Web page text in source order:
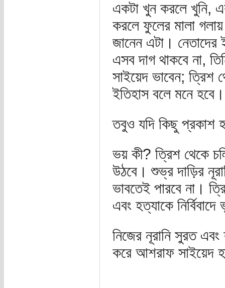
একটা খুন করলে খুনি,
করলে ফুলের মালা
জানেন এটা।
এসব দাগ থাকবে না,
সাইয়েদ ভাবেন; ত্রিশ
ইতিহাস বলে মনে হবে।
তবুও যদি কিছু প্রকাশ
ভয় কী? ত্রিশ থেকে
উঠবে। শুভ্র দাড়ির
ভাবতেই পারবে না।
এবং হত্যাকে
নিজের নূরানি সুরত এবং
করে আশরাফ সাইয়েদ